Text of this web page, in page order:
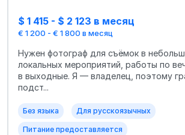
$ 1 415 - $ 2 123 в месяц
€ 1 200 - € 1 800 в месяц
Нужен фотограф для съёмок в
локальных мероприятий, работы по
в выходные. Я — владелец, поэтому
подст...
Без языка Для русскоязычных
Питание предоставляется